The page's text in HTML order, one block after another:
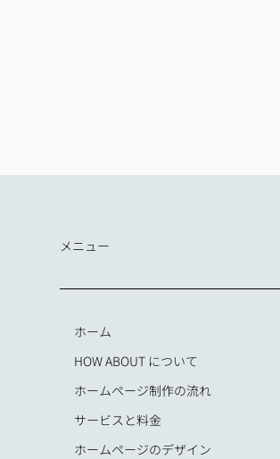
メニュー
ホーム
HOW ABOUT について
ホームページ制作の流れ
サービスと料金
ホームページのデザイン